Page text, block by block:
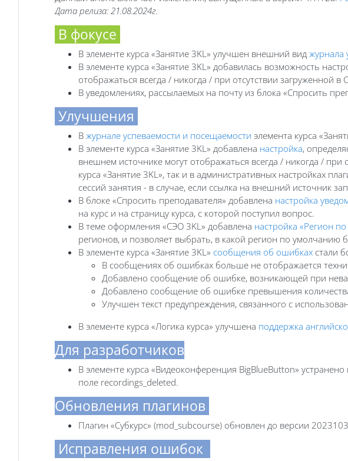
Дата релиза: 21.08.2024г.
В фокусе
В элементе курса «Занятие 3KL» улучшен внешний вид журнала
В элементе курса «Занятие 3KL» добавилась возможность
отображаться всегда / никогда / при отсутствии загруженной в
В уведомлениях, рассылаемых на почту из блока «Спросить
Улучшения
В журнале успеваемости и посещаемости элемента курса
В элементе курса «Занятие 3KL» добавлена настройка,
внешнем источнике могут отображаться всегда / никогда /
курса «Занятие 3KL», так и в административных настройках
сессий занятия - в случае, если ссылка на внешний источник
В блоке «Спросить преподавателя» добавлена настройка
на курс и на страницу курса, с которой поступил вопрос.
В теме оформления «СЭО 3KL» добавлена настройка «Регион
регионов, и позволяет выбрать, в какой регион по умолчанию
В элементе курса «Занятие 3KL» сообщения об ошибках стали
В сообщениях об ошибках больше не отображается
Добавлено сообщение об ошибке, возникающей при
Добавлено сообщение об ошибке превышения
Улучшен текст предупреждения, связанного с
В элементе курса «Логика курса» улучшена поддержка
Для разработчиков
В элементе курса «Видеоконференция BigBlueButton»
поле recordings_deleted.
Обновления плагинов
Плагин «Субкурс» (mod_subcourse) обновлен до версии
Исправления ошибок